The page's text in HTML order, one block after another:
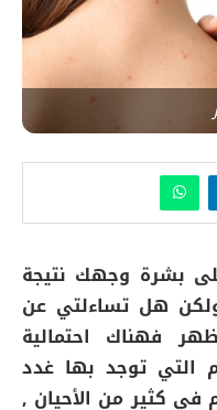
بشرة وجهك نتيجة
هل تساءلتي عن
فهناك احتمالية
التي توجد بها غدد
في كثير من الأحيان ,